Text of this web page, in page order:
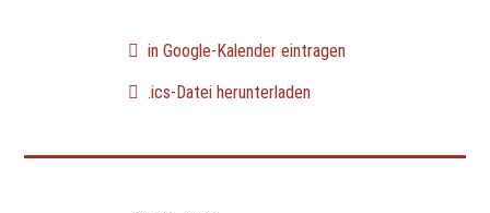
in Google-Kalender eintragen
.ics-Datei herunterladen